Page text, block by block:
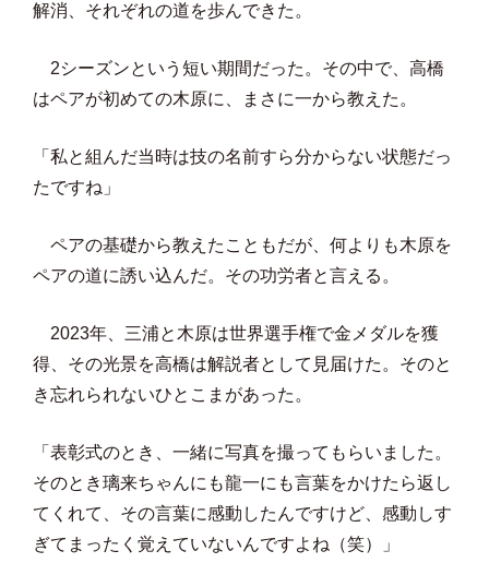
解消、それぞれの道を歩んできた。
2シーズンという短い期間だった。その中で、高橋
はペアが初めての木原に、まさに一から教えた。
「私と組んだ当時は技の名前すら分からない状態だっ
たですね」
ペアの基礎から教えたこともだが、何よりも木原を
ペアの道に誘い込んだ。その功労者と言える。
2023年、三浦と木原は世界選手権で金メダルを獲
得、その光景を高橋は解説者として見届けた。そのと
き忘れられないひとこまがあった。
「表彰式のとき、一緒に写真を撮ってもらいました。
そのとき璃来ちゃんにも龍一にも言葉をかけたら返し
てくれて、その言葉に感動したんですけど、感動しす
ぎてまったく覚えていないんですよね（笑）」